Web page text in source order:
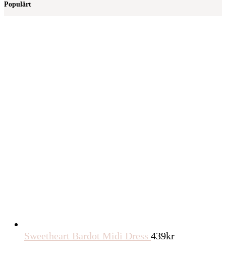
Populärt
Sweetheart Bardot Midi Dress 439kr